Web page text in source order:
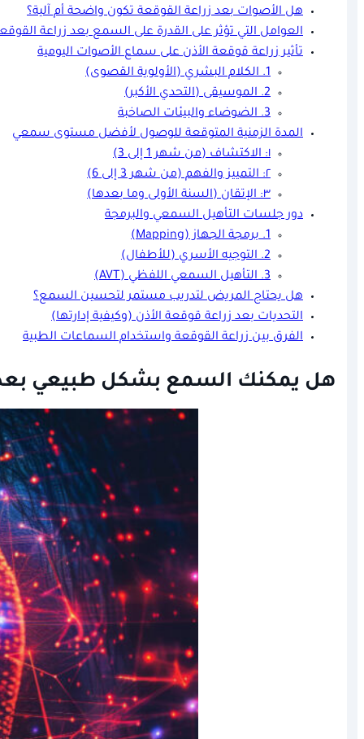
هل الأصوات بعد زراعة القوقعة تكون واضحة أم آلية؟
العوامل التي تؤثر على القدرة على السمع بعد زراعة
تأثير زراعة قوقعة الأذن على سماع الأصوات اليومية
1. الكلام البشري (الأولوية القصوى)
2. الموسيقى (التحدي الأكبر)
3. الضوضاء والبيئات الصاخبة
المدة الزمنية المتوقعة للوصول لأفضل مستوى سمعي
١: الاكتشاف (من شهر 1 إلى 3)
٢: التمييز والفهم (من شهر 3 إلى 6)
٣: الإتقان (السنة الأولى وما بعدها)
دور جلسات التأهيل السمعي والبرمجة
1. برمجة الجهاز (Mapping)
2. التوجيه الأسري (للأطفال)
3. التأهيل السمعي اللفظي (AVT)
هل يحتاج المريض لتدريب مستمر لتحسين السمع؟
التحديات بعد زراعة قوقعة الأذن (وكيفية إدارتها)
الفرق بين زراعة القوقعة واستخدام السماعات الطبية
هل يمكنك السمع بشكل طبيعي بعد